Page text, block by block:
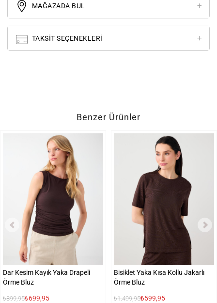
MAĞAZADA BUL
TAKSIT SEÇENEKLERI
Benzer Ürünler
Dar Kesim Kayık Yaka Drapeli
Örme Bluz
₺899,95₺699,95
Bisiklet Yaka Kısa Kollu Jakarlı
Örme Bluz
₺1.499,95₺599,95